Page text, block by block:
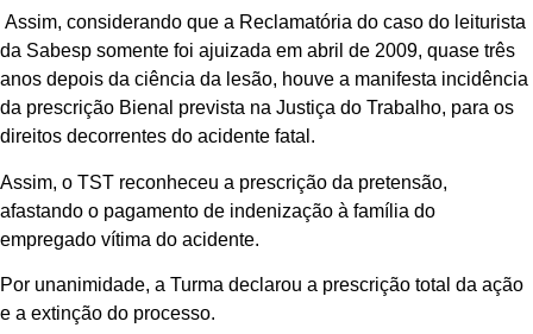
Assim, considerando que a Reclamatória do caso do leiturista
da Sabesp somente foi ajuizada em abril de 2009, quase três
anos depois da ciência da lesão, houve a manifesta incidência
da prescrição Bienal prevista na Justiça do Trabalho, para os
direitos decorrentes do acidente fatal.
Assim, o TST reconheceu a prescrição da pretensão,
afastando o pagamento de indenização à família do
empregado vítima do acidente.
Por unanimidade, a Turma declarou a prescrição total da ação
e a extinção do processo.